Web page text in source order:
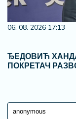
06. 08. 2026 17:13
ЂЕДОВИЋ
ПОКРЕТАЧ